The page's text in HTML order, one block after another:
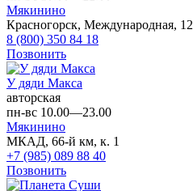
Мякинино
Красногорск, Международная, 12
8 (800) 350 84 18
Позвонить
У дяди Макса
авторская
пн-вс 10.00—23.00
Мякинино
МКАД, 66-й км, к. 1
+7 (985) 089 88 40
Позвонить